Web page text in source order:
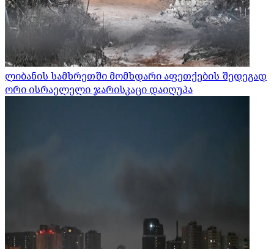
ლიბანის სამხრეთში მომხდარი აფეთქების შედეგად
ორი ისრაელელი ჯარისკაცი დაიღუპა